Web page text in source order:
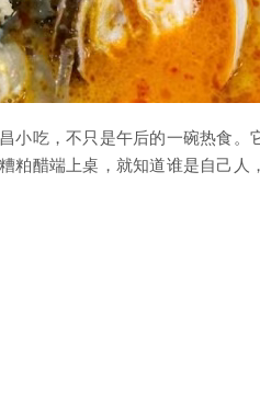
吃，不只是午后的一碗热食。
粕醋端上桌，就知道谁是自己人